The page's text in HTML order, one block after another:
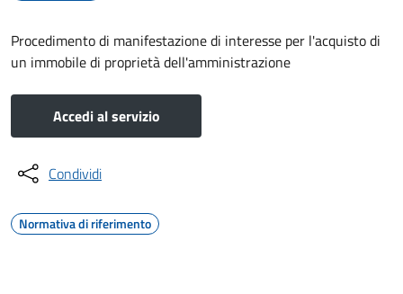
Procedimento di manifestazione di interesse per l'acquisto di
un immobile di proprietà dell'amministrazione
Accedi al servizio
Condividi
Normativa di riferimento